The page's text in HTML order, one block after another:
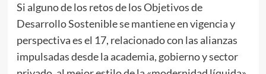
Si alguno de los retos de los Objetivos de
Desarrollo Sostenible se mantiene en vigencia y
perspectiva es el 17, relacionado con las alianzas
impulsadas desde la academia, gobierno y sector